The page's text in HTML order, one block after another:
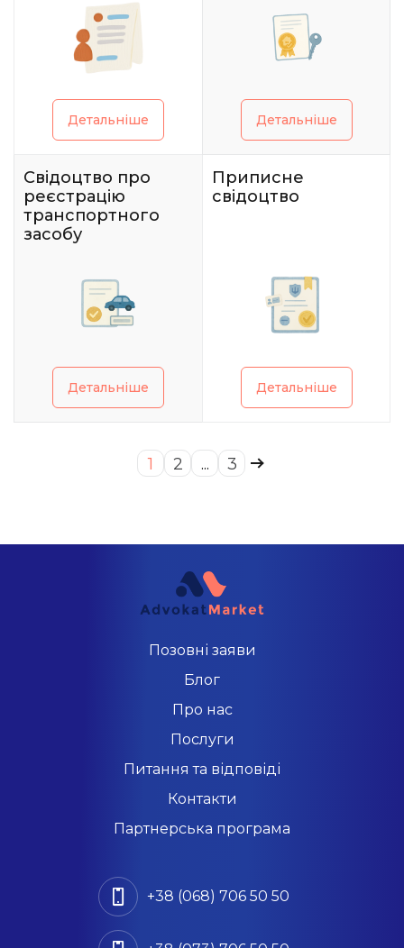
Детальніше Детальніше
Свідоцтво про
реєстрацію
транспортного
засобу
Детальніше
Приписне
свідоцтво
Детальніше
1 2 ... 3
Позовні заяви
Блог
Про нас
Послуги
Питання та відповіді
Контакти
Партнерська програма
+38 (068) 706 50 50